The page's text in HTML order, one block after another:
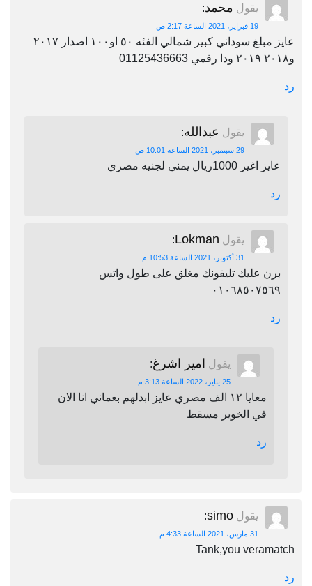
يقول محمد:
19 فبراير، 2021 الساعة 2:17 ص
عايز مبلغ سوداني كبير شمالي الفئه ٥٠ او١٠٠ اصدار ٢٠١٧
و٢٠١٨ ٢٠١٩ ودا رقمي 01125436663
رد
يقول عبدالله:
29 سبتمبر، 2021 الساعة 10:01 ص
عايز اغير 1000ريال يمني لجنيه مصري
رد
يقول Lokman
:
31 أكتوبر، 2021 الساعة 10:53 م
برن عليك تليفونك مغلق على طول واتس
٠١٠٦٨٥٠٧٥٦٩
رد
يقول امير اشرغ:
25 يناير، 2022 الساعة 3:13 م
معايا ١٢ الف مصري عايز ابدلهم بعماني انا الان
في الخوير مسقط
رد
يقول simo
:
31 مارس، 2021 الساعة 4:33 م
Tank,you veramatch
رد